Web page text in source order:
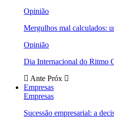
Opinião
Mergulhos mal calculados:
Opinião
Dia Internacional do Ritmo
Ante Próx
Empresas
Empresas
Sucessão empresarial: a